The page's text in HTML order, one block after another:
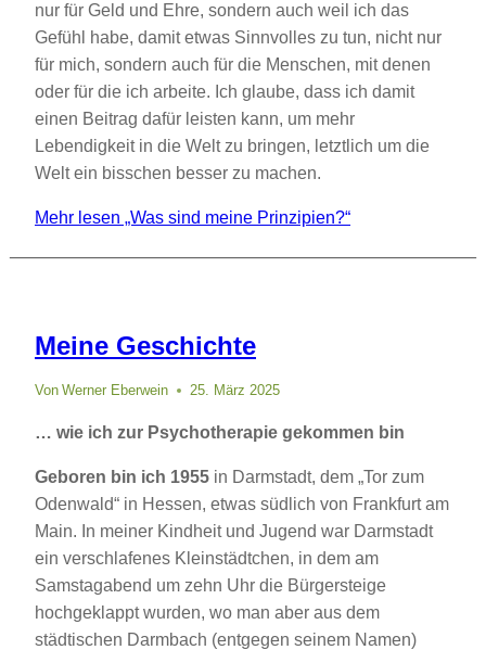
nur für Geld und Ehre, sondern auch weil ich das
Gefühl habe, damit etwas Sinnvolles zu tun, nicht nur
für mich, sondern auch für die Menschen, mit denen
oder für die ich arbeite. Ich glaube, dass ich damit
einen Beitrag dafür leisten kann, um mehr
Lebendigkeit in die Welt zu bringen, letztlich um die
Welt ein bisschen besser zu machen.
Mehr lesen „Was sind meine Prinzipien?“
Meine Geschichte
Von Werner Eberwein 25. März 2025
… wie ich zur Psychotherapie gekommen bin
Geboren bin ich 1955 in Darmstadt, dem „Tor zum
Odenwald“ in Hessen, etwas südlich von Frankfurt am
Main. In meiner Kindheit und Jugend war Darmstadt
ein verschlafenes Kleinstädtchen, in dem am
Samstagabend um zehn Uhr die Bürgersteige
hochgeklappt wurden, wo man aber aus dem
städtischen Darmbach (entgegen seinem Namen)